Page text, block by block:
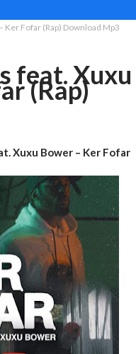
Fofar (Rap) Download Mp3
feat. Xuxu
(Rap)
Xuxu Bower – Ker Fofar